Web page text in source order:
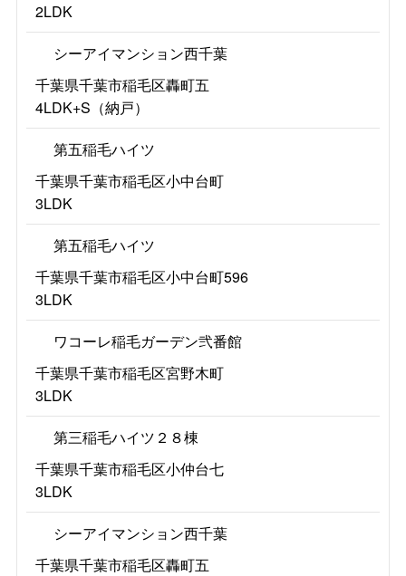
2LDK
シーアイマンション西千葉
千葉県千葉市稲毛区轟町五
4LDK+S（納戸）
第五稲毛ハイツ
千葉県千葉市稲毛区小中台町
3LDK
第五稲毛ハイツ
千葉県千葉市稲毛区小中台町596
3LDK
ワコーレ稲毛ガーデン弐番館
千葉県千葉市稲毛区宮野木町
3LDK
第三稲毛ハイツ２８棟
千葉県千葉市稲毛区小仲台七
3LDK
シーアイマンション西千葉
千葉県千葉市稲毛区轟町五